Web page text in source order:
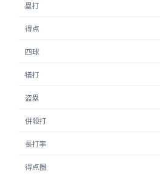
塁打
得点
四球
犠打
盗塁
併殺打
長打率
得点圏